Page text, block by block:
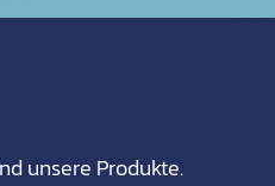
unsere Produkte.